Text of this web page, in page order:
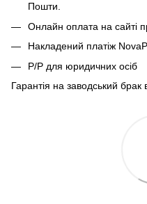
Пошти.
Онлайн оплата на сайті
Накладений платіж
Р/Р для юридичних осіб
Гарантія на заводський брак